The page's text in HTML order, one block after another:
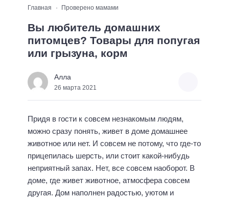
Главная Проверено мамами
Вы любитель домашних
питомцев? Товары для попугая
или грызуна, корм
Алла
26 марта 2021
Придя в гости к совсем незнакомым людям,
можно сразу понять, живет в доме домашнее
животное или нет. И совсем не потому, что где-то
прицепилась шерсть, или стоит какой-нибудь
неприятный запах. Нет, все совсем наоборот. В
доме, где живет животное, атмосфера совсем
другая. Дом наполнен радостью, уютом и